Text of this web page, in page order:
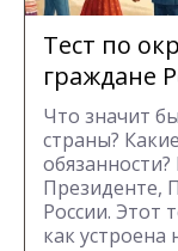
Тест по
граждане
Что значит
страны?
Президенте,
России. Этот
как